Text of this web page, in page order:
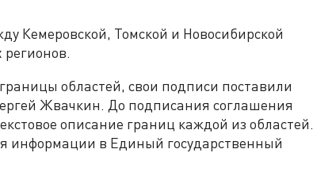
Кемеровской, Томской и Новосибирской
областей, свои подписи поставили
Жвачкин. До подписания соглашения
описание границ каждой из областей.
информации в Единый государственный